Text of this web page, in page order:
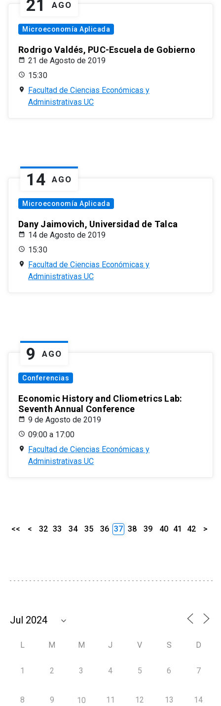
21 AGO
Microeconomía Aplicada
Rodrigo Valdés, PUC-Escuela de Gobierno
21 de Agosto de 2019
15:30
Facultad de Ciencias Económicas y
Administrativas UC
14 AGO
Microeconomía Aplicada
Dany Jaimovich, Universidad de Talca
14 de Agosto de 2019
15:30
Facultad de Ciencias Económicas y
Administrativas UC
9 AGO
Conferencias
Economic History and Cliometrics Lab:
Seventh Annual Conference
9 de Agosto de 2019
09:00 a 17:00
Facultad de Ciencias Económicas y
Administrativas UC
<< < 32 33 34 35 36 37 38 39 40 41 42 >
L M M J V S D
1 2 3 4 5 6 7
8 9 10 11 12 13 14